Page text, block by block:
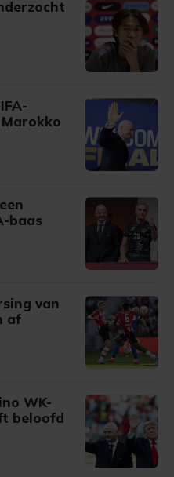
baas
van
af
WK-
beloofd